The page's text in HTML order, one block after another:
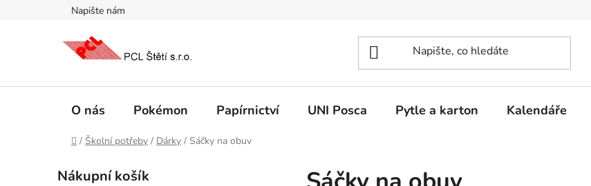
Napište nám
O nás Pokémon Papírnictví UNI Posca Pytle a karton Kalendáře
Domů
/ Školní potřeby / Dárky / Sáčky na obuv
o
Nákupní košík